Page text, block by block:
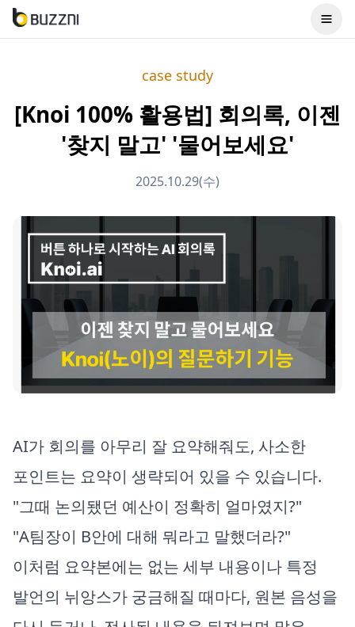
case study
[Knoi 100% 활용법] 회의록, 이젠
'찾지 말고' '물어보세요'
2025.10.29(수)
AI가 회의를 아무리 잘 요약해줘도, 사소한
포인트는 요약이 생략되어 있을 수 있습니다.
"그때 논의됐던 예산이 정확히 얼마였지?"
"A팀장이 B안에 대해 뭐라고 말했더라?"
이처럼 요약본에는 없는 세부 내용이나 특정
발언의 뉘앙스가 궁금해질 때마다, 원본 음성을